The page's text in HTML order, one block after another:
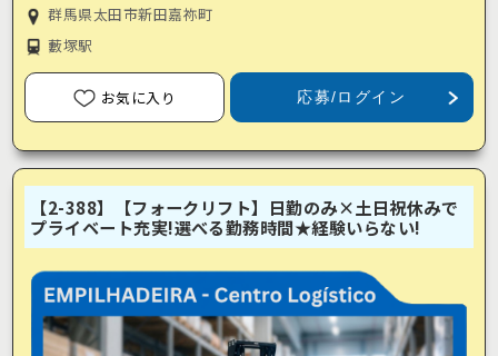
群馬県太田市新田嘉祢町
藪塚駅
お気に入り 応募/ログイン
【2-388】【フォークリフト】日勤のみ×土日祝休みで
プライベート充実!選べる勤務時間★経験いらない!